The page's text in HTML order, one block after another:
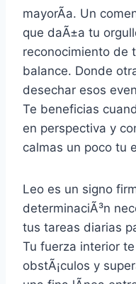
mayorÃ­a. Un
que daÃ±a tu
reconocimiento de
balance. Donde
desechar esos
Te beneficias
en perspectiva y
calmas un poco tu
Leo es un signo
determinaciÃ³n
tus tareas diarias
Tu fuerza interior
obstÃ¡culos y